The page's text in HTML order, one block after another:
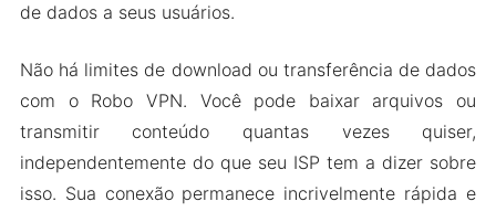
de dados a seus usuários.
Não há limites de download ou transferência de dados
com o Robo VPN. Você pode baixar arquivos ou
transmitir conteúdo quantas vezes quiser,
independentemente do que seu ISP tem a dizer sobre
isso. Sua conexão permanece incrivelmente rápida e